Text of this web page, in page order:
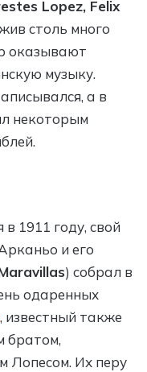
Lopez, Felix
столь много
оказывают
музыку.
а в
некоторым
1911 году, свой
и его
) собрал в
одаренных
, известный также
братом,
Лопесом. Их перу